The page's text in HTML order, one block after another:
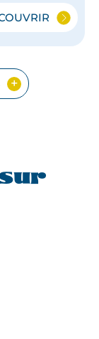
TRÉSORS
IRLANDAIS